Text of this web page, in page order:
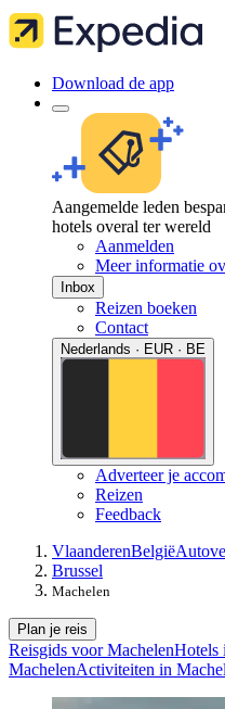
Download de app
Aangemelde leden
hotels overal ter wereld
Aanmelden
Meer informatie
Inbox
Reizen boeken
Contact
Nederlands · EUR · BE
Adverteer je
Reizen
Feedback
VlaanderenBelgië
Brussel
Machelen
Plan je reis
Reisgids voor MachelenHotels
MachelenActiviteiten in